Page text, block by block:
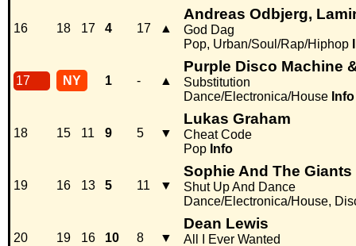
16 18 17 4 17 ▲
Andreas Odbjerg,
God Dag
Pop, Urban/Soul/Rap/Hiphop
17 NY 1 - ▲
Purple Disco Machine
Substitution
Dance/Electronica/House Info
18 15 11 9 5 ▼
Lukas Graham
Cheat Code
Pop Info
19 16 13 5 11 ▼
Sophie And The Giants
Shut Up And Dance
Dance/Electronica/House,
20 19 16 10 8 ▼
Dean Lewis
All I Ever Wanted